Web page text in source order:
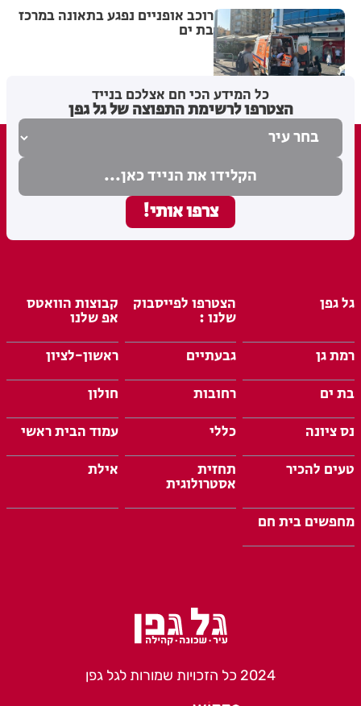
רוכב אופניים נפגע בתאונה במרכז
בת ים
כל המידע הכי חם אצלכם בנייד
הצטרפו לרשימת התפוצה של גל גפן
גל גפן הצטרפו לפייסבוק
שלנו :
קבוצות הוואטס
אפ שלנו
רמת גן
גבעתיים
ראשון-לציון
בת ים
רחובות
חולון
נס ציונה
כללי
עמוד הבית ראשי
טעים להכיר
תחזית
אסטרולוגית
אילת
מחפשים בית חם
2024 כל הזכויות שמורות לגל גפן